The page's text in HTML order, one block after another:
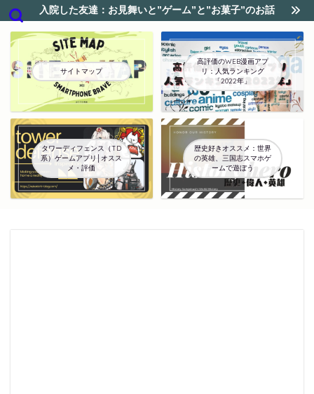
入院した友達：お見舞いと”ゲーム”と”お菓子”のお話
サイトマップ
高評価のWEB漫画アプ
リ：人気ランキング
「2022年」
タワーディフェンス（TD
系）ゲームアプリ│オスス
メ・評価
歴史好きオススメ：世界
の英雄、三国志スマホゲ
ームで遊ぼう